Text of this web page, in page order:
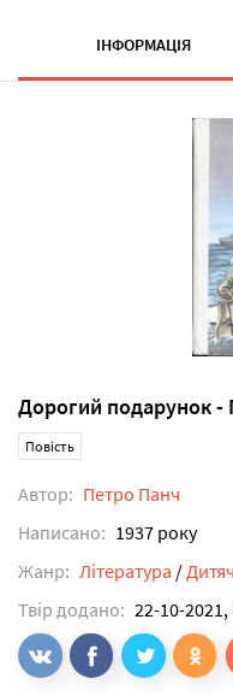
ІНФОРМАЦІЯ
Дорогий подарунок -
Повість
Автор: Петро Панч
Написано: 1937 року
Жанр: Література /
Твір додано: 22-10-2021,